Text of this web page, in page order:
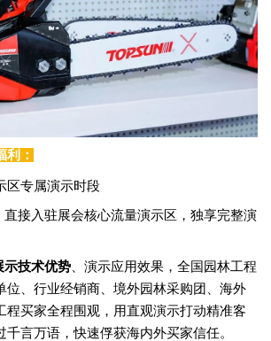
利：
区专属演示时段
直接入驻展会核心流量演示区，独享完整演
示技术优势 、演示应用效果，全国园林工程
位、行业经销商、境外园林采购团、海外
程买家全程围观，用直观演示打动精准客
言万语，快速俘获海内外买家信任。